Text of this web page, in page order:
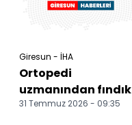
Giresun - İHA
Ortopedi
uzmanından fındık
üreticilerine hasat
31 Temmuz 2026 - 09:35